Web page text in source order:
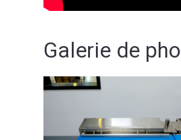
Galerie de